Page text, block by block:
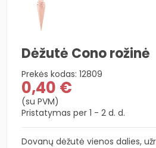
Dėžutė Cono rožinė
Prekės kodas: 12809
0,40 €
(su PVM)
Pristatymas per 1 - 2 d. d.
Dovanų dėžutė vienos dalies,